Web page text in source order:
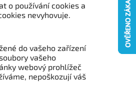
o používání cookies a
nevyhovuje.
do vašeho zařízení
vašeho
webový prohlížeč
nepoškozují váš